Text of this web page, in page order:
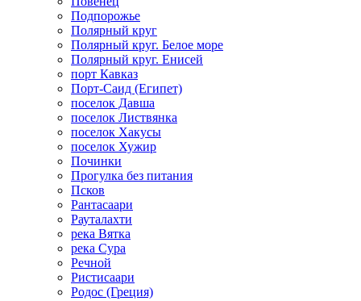
Подпорожье
Полярный круг
Полярный круг. Белое море
Полярный круг. Енисей
порт Кавказ
Порт-Саид (Египет)
поселок Давша
поселок Листвянка
поселок Хакусы
поселок Хужир
Починки
Прогулка без питания
Псков
Рантасаари
Рауталахти
река Вятка
река Сура
Речной
Ристисаари
Родос (Греция)